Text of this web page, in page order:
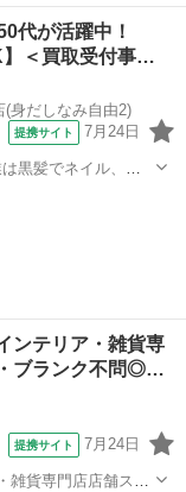
の研修制度！ ・分か
ポート体制あり！
ップ
代が活躍中！
＜買取受付事…
身だしなみ自由2)
提携サイト 7月24日
黒髪でネイル、ア
ンテリア・雑貨専
ブランク不問◎…
提携サイト 7月24日
雑貨専門店店舗スタ